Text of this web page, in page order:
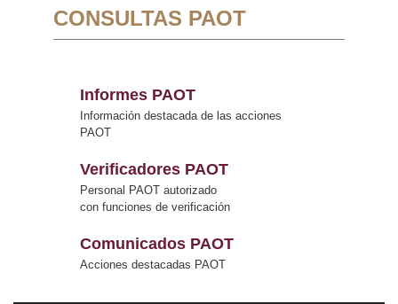
CONSULTAS PAOT
Informes PAOT
Información destacada de las acciones
PAOT
Verificadores PAOT
Personal PAOT autorizado
con funciones de verificación
Comunicados PAOT
Acciones destacadas PAOT